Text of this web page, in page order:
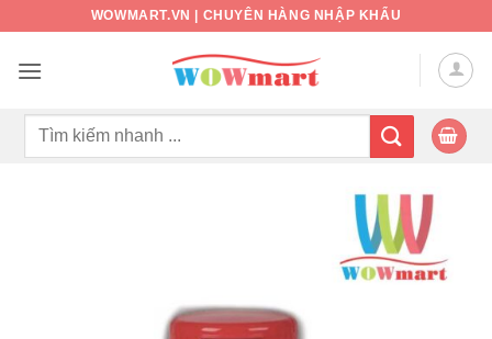
nội
WOWMART.VN | CHUYÊN HÀNG NHẬP KHẨU
Tìm